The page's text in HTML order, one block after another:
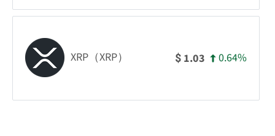
XRP（XRP） $ 1.03 0.64%